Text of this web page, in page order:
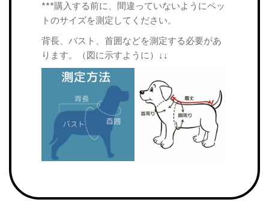
***購入する前に、間違っていないようにペッ
トのサイズを測定してください。
背長、バスト、首囲などを測定する必要があ
ります。（図に示すように）↓↓